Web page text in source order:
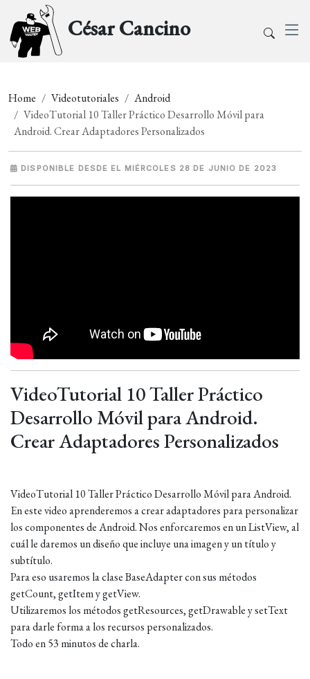
César Cancino
Home Videotutoriales
Android
VideoTutorial 10 Taller Práctico Desarrollo Móvil para
Android. Crear Adaptadores Personalizados
DISPONIBLE DESDE EL MIÉRCOLES 28 DE JUNIO DE 2023
VideoTutorial 10 Taller Práctico
Desarrollo Móvil para Android.
Crear Adaptadores Personalizados
VideoTutorial 10 Taller Práctico Desarrollo Móvil para Android.
En este video aprenderemos a crear adaptadores para personalizar
los componentes de Android. Nos enforcaremos en un ListView, al
cuál le daremos un diseño que incluye una imagen y un título y
subtítulo.
Para eso usaremos la clase BaseAdapter con sus métodos
getCount, getItem y getView.
Utilizaremos los métodos getResources, getDrawable y setText
para darle forma a los recursos personalizados.
Todo en 53 minutos de charla.